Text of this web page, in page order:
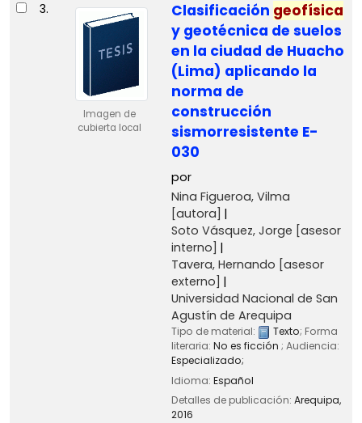
3.
Imagen de
cubierta local
Clasificación geofísica
y geotécnica de suelos
en la ciudad de Huacho
(Lima) aplicando la
norma de
construcción
sismorresistente E-
030
por
Nina Figueroa, Vilma
[autora]
Soto Vásquez, Jorge [asesor
interno]
Tavera, Hernando [asesor
externo]
Universidad Nacional de San
Agustín de Arequipa
Tipo de material: Texto; Forma
literaria: No es ficción ; Audiencia:
Especializado;
Idioma: Español
Detalles de publicación: Arequipa,
2016